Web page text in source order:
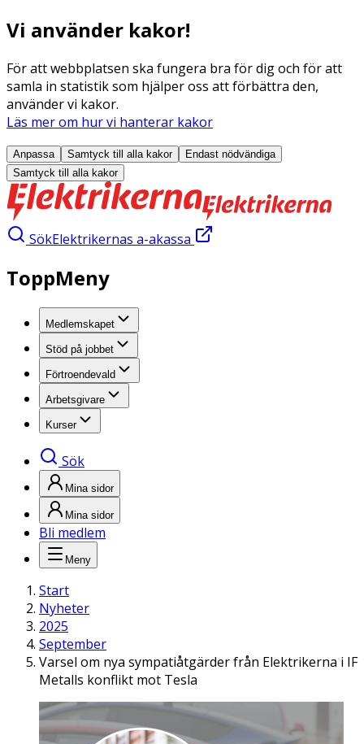
Vi använder kakor!
För att webbplatsen ska fungera bra för dig och för att
samla in statistik som hjälper oss att förbättra den,
använder vi kakor.
Läs mer om hur vi hanterar kakor
Anpassa Samtyck till alla kakor
Endast nödvändiga
Samtyck till alla kakor
SökElektrikernas a-akassa
ToppMeny
Medlemskapet
Stöd på jobbet
Förtroendevald
Arbetsgivare
Kurser
Sök
Mina sidor
Mina sidor
Bli medlem
Meny
Start
Nyheter
2025
September
Varsel om nya sympatiåtgärder från Elektrikerna i IF
Metalls konflikt mot Tesla